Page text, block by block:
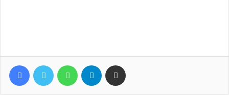
Facebook Twitter WhatsApp Telegram